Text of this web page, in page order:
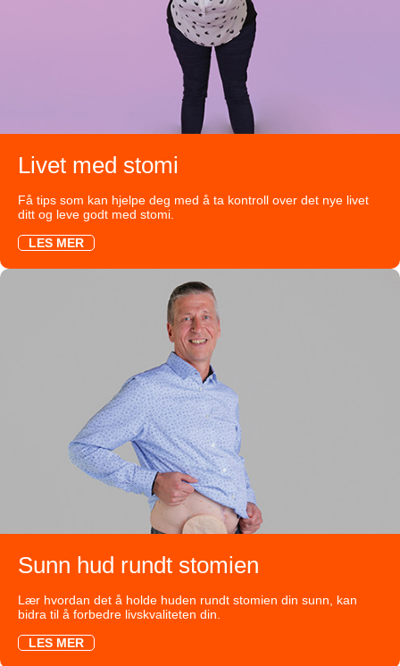
Livet med stomi
Få tips som kan hjelpe deg med å ta kontroll over det nye livet
ditt og leve godt med stomi.
LES MER
Sunn hud rundt stomien
Lær hvordan det å holde huden rundt stomien din sunn, kan
bidra til å forbedre livskvaliteten din.
LES MER